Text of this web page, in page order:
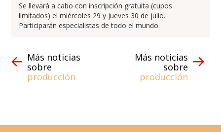
Se llevará a cabo con inscripción gratuita (cupos
limitados) el miércoles 29 y jueves 30 de julio.
Participarán especialistas de todo el mundo.
Más noticias
sobre
producción
Más noticias
sobre
producción